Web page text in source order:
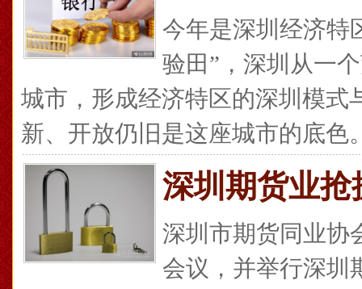
今年是深圳经济特
验田”，深圳从一
城市，形成经济特区的深圳模式
新、开放仍旧是这座城市的底色
深圳期货业抢
深圳市期货同业协
会议，并举行深圳